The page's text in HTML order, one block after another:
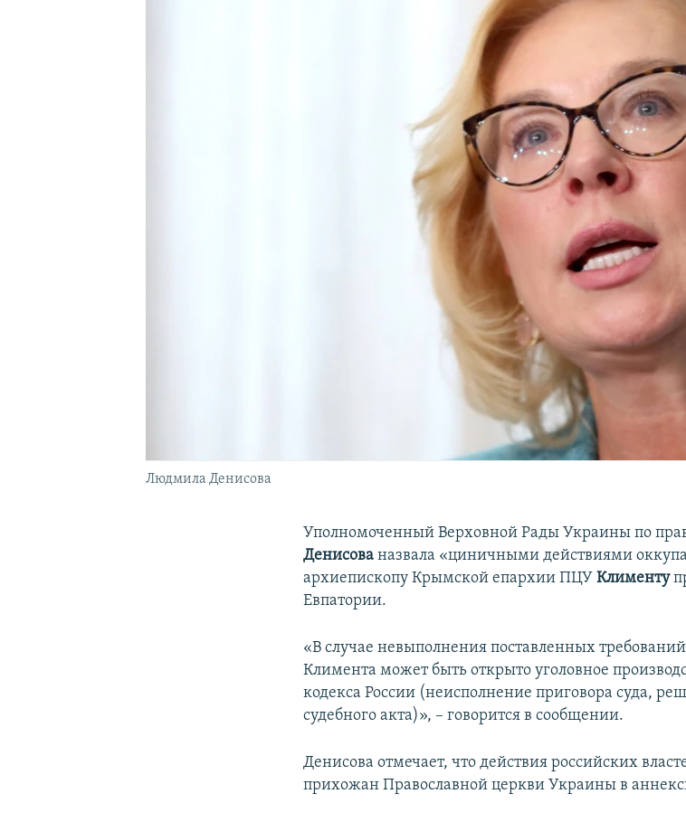
Людмила Денисова
Уполномоченный Верховной Рады Украины по
Денисованазвала «циничными действиями
архиепископу Крымской епархии ПЦУКлименту
Евпатории.
«В случае невыполнения поставленных
Климента может быть открыто уголовное
кодекса России (неисполнение приговора суда,
судебного акта)», – говорится в сообщении.
Денисова отмечает, что действия российских
прихожан Православной церкви Украины в